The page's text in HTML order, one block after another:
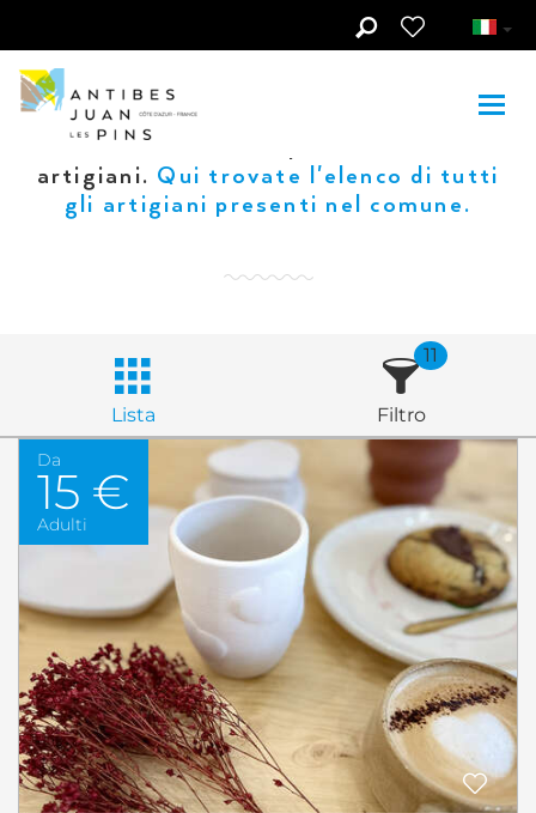
Terra d'elezione degli artisti, forte
della sua ricchezza in materia di
artigianato e mestieri d'arte, Antibes
Juan-les-Pins ospita numerosi
artigiani. Qui trovate l'elenco di tutti
gli artigiani presenti nel comune.
Lista Filtro
11
Da
15 €
Adulti